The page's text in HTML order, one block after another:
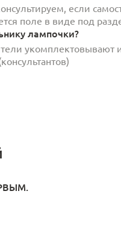
если
поле в виде под
лампочки?